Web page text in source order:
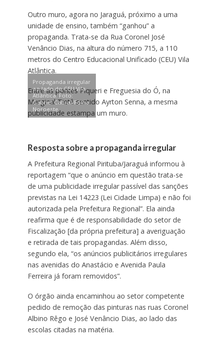
Outro muro, agora no Jaraguá, próximo a uma
unidade de ensino, também “ganhou” a
propaganda. Trata-se da Rua Coronel José
Venâncio Dias, na altura do número 715, a 110
metros do Centro Educacional Unificado (CEU) Vila
Atlântica.
Entre as pontes Piqueri e Freguesia do Ó, na
Marginal Tietê sentido Ayrton Senna, a mesma
publicidade estampa um muro.
Propaganda irregular
ao lado do CEU Vila
Atlântica. Foto:
Gabriel Cabral/Folha
Noroeste
Resposta sobre a propaganda irregular
A Prefeitura Regional Pirituba/Jaraguá informou à
reportagem “que o anúncio em questão trata-se
de uma publicidade irregular passível das sanções
previstas na Lei 14223 (Lei Cidade Limpa) e não foi
autorizada pela Prefeitura Regional”. Ela ainda
reafirma que é de responsabilidade do setor de
Fiscalização [da própria prefeitura] a averiguação
e retirada de tais propagandas. Além disso,
segundo ela, “os anúncios publicitários irregulares
nas avenidas do Anastácio e Avenida Paula
Ferreira já foram removidos”.
O órgão ainda encaminhou ao setor competente
pedido de remoção das pinturas nas ruas Coronel
Albino Rêgo e José Venâncio Dias, ao lado das
escolas citadas na matéria.